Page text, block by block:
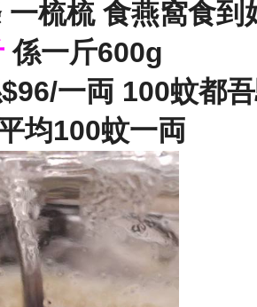
一梳梳 食燕窩食到
係一斤600g
一両 100蚊都
均100蚊一両